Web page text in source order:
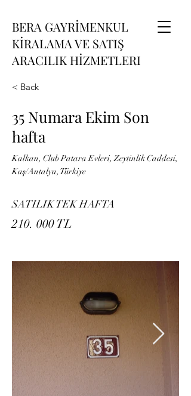
BERA GAYRİMENKUL
KİRALAMA VE SATIŞ
ARACILIK HİZMETLERI
< Back
35 Numara Ekim Son
hafta
Kalkan, Club Patara Evleri, Zeytinlik Caddesi,
Kaş/Antalya, Türkiye
SATILIK TEK HAFTA
210. 000 TL